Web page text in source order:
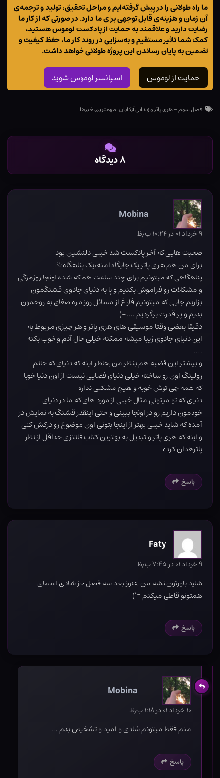
ما راه طولانی را در پیش گرفته‌ایم و مراحل تحقیق، تولید و ترجمه‌ی
آن زمان و هزینه‌ی قابل توجهی برای ما دارد. در صورتی که از کار ما
رضایت دارید و علاقمند به حمایت از پادکست لوموس هستید،
کمک شما تاثیر مستقیم و به‌سزایی در روند کار ما، حفظ کیفیت و
تضمین به پایان رساندن این پروژه طولانی خواهد داشت.
حمایت از لوموس اسپانسر لوموس شوید
فصل سوم - هری پاتر و زندانی آزکابان,مهمترین خبرها
۸ دیدگاه
Mobina
۹ خرداد ۰۱ در ۱۰:۲۴ ب٫ظ
صحبت هایی که آخر پادکست شد خیلی دلنشین بود
برای من هم هری پاتر یک جایگاه امنه،یک پناهگاه♡
پناهگاهی که میتونیم برای چند ساعت هم که شده اونجا روزمرگی
و مشکلات رو فراموش بکنیم و پا به دنیای جادوی قشنگمون
بزاریم جایی که میتونیم فارغ از مسائل روز مره صفای به روحمون
بدیم و پر قدرت برگردیم ….=(
دقیقا بعضی وقتا موسیقی های هری پاتر و هر چیزی مربوط به
این دنیای جادوی زیبا میشه ممکنه خیلی حال آدم و خوب بکنه
….
و بیشتر این قضیه هم بنظر من بخاطر اینه که دنیای که خانم
رولینگ اون رو ساخته خیلی دنیای فضایی نیست از اون دنیا خوبا
که همه چی توش خوبه و هیچ مشکلی نداره
دنیای که تو میتونی مثال خیلی از مورد های که ما در دنیای
خودمون داریم رو در اونجا ببینی و حتی اینقدر قشنگ به نمایش در
آمده که شاید خیلی بهتر از اینجا بتونی اون موضوع رو درکش کنی
و اینه که هری پاتر و تبدیل به بهترین کتاب فانتزی حداقل از نظر
پاترهدان کرده
پاسخ
Faty
۹ خرداد ۰۱ در ۷:۴۵ ب٫ظ
شاید باورتون نشه من هنوز بعد سه فصل جز شادی اسمای
همتونو قاطی میکنم =’)
پاسخ
Mobina
۱۰ خرداد ۰۱ در ۱:۱۸ ب٫ظ
منم فقط میتونم شادی و امید و تشخیص بدم …
پاسخ